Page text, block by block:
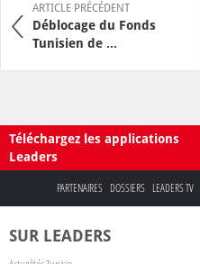
ARTICLE PRÉCÉDENT
Déblocage du Fonds
Tunisien de ...
Téléchargez les applications
Leaders
PARTENAIRES DOSSIERS LEADERS TV
SUR LEADERS